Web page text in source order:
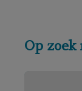
Op zoek